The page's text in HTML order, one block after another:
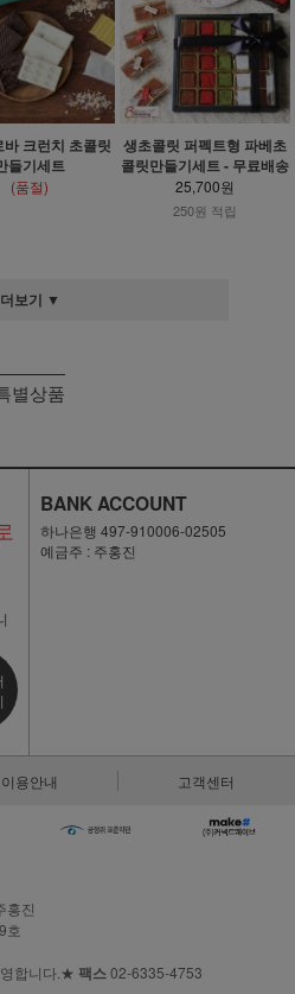
크런치 초콜릿
들기세트
(품절)
생초콜릿 퍼펙트형 파베초
콜릿만들기세트 - 무료배송
25,700원
250원 적립
더보기 ▼
별상품
BANK ACCOUNT
하나은행 497-910006-02505
예금주 : 주홍진
이용안내 고객센터
홍진
호
합니다.★ 팩스02-6335-4753